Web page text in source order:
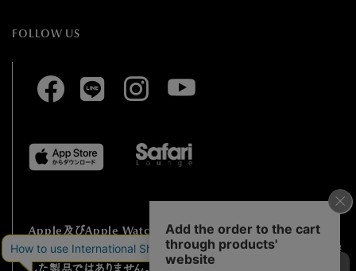
FOLLOW US
Apple及びApple Watchは、⽶国およびその他の国で登録され
たApple Inc.の商標です。HUMBLE RICHはApple Inc.と提携